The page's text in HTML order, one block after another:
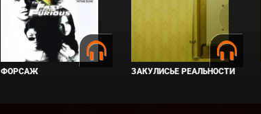
ФОРСАЖ ЗАКУЛИСЬЕ РЕАЛЬНОСТИ